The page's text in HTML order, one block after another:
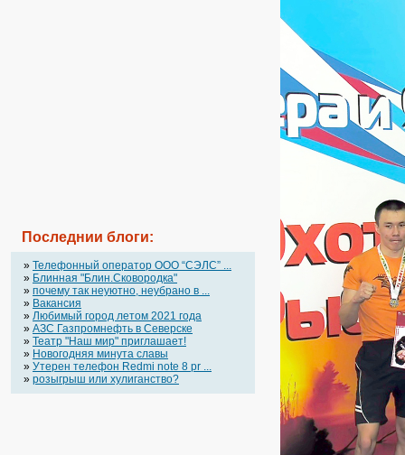
Последнии блоги:
» Телефонный оператор OOO “СЭЛС” ...
» Блинная "Блин.Сковородка"
» почему так неуютно, неубрано в ...
» Вакансия
» Любимый город летом 2021 года
» АЗС Газпромнефть в Северске
» Театр "Наш мир" приглашает!
» Новогодняя минута славы
» Утерен телефон Redmi note 8 pr ...
» розыгрыш или хулиганство?